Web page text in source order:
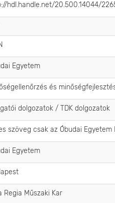
hdl.handle.net/20.500.14044/
Egyetem
és
dolgozatok / TDK dolgozatok
szöveg csak az Óbudai
Egyetem
Regia Műszaki Kar